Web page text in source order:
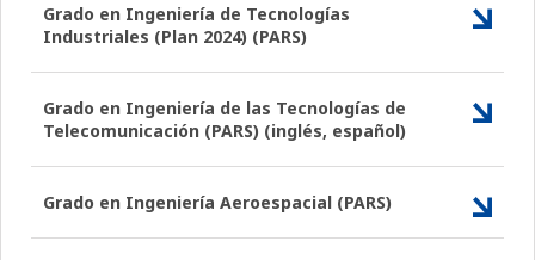
Grado en Ingeniería de Tecnologías
Industriales (Plan 2024) (PARS)
Grado en Ingeniería de las Tecnologías de
Telecomunicación (PARS) (inglés, español)
Grado en Ingeniería Aeroespacial (PARS)